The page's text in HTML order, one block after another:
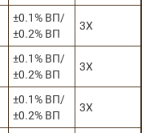
±0.1% ВП/
±0.2% ВП
3X
±0.1% ВП/
±0.2% ВП
3X
±0.1% ВП/
±0.2% ВП
3X